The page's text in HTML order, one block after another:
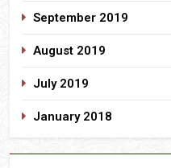
September 2019
August 2019
July 2019
January 2018